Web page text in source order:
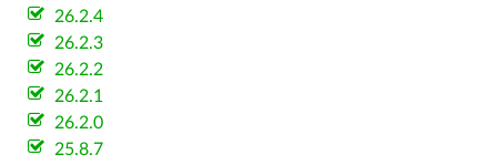
26.2.4
26.2.3
26.2.2
26.2.1
26.2.0
25.8.7